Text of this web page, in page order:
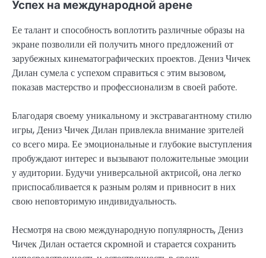
Успех на международной арене
Ее талант и способность воплотить различные образы на
экране позволили ей получить много предложений от
зарубежных кинематографических проектов. Дениз Чичек
Дилан сумела с успехом справиться с этим вызовом,
показав мастерство и профессионализм в своей работе.
Благодаря своему уникальному и экстравагантному стилю
игры, Дениз Чичек Дилан привлекла внимание зрителей
со всего мира. Ее эмоциональные и глубокие выступления
пробуждают интерес и вызывают положительные эмоции
у аудитории. Будучи универсальной актрисой, она легко
приспосабливается к разным ролям и привносит в них
свою неповторимую индивидуальность.
Несмотря на свою международную популярность, Дениз
Чичек Дилан остается скромной и старается сохранить